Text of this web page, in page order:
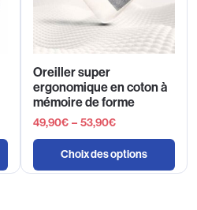
Oreiller super
ergonomique en coton à
mémoire de forme
49,90€ – 53,90€
Choix des options